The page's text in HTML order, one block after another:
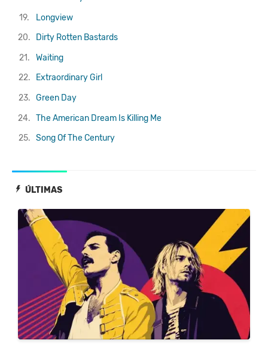
ÚLTIMAS
19.
Longview
20.
Dirty Rotten Bastards
21.
Waiting
22.
Extraordinary Girl
23. Green Day
24. The American Dream Is Killing Me
25. Song Of The Century